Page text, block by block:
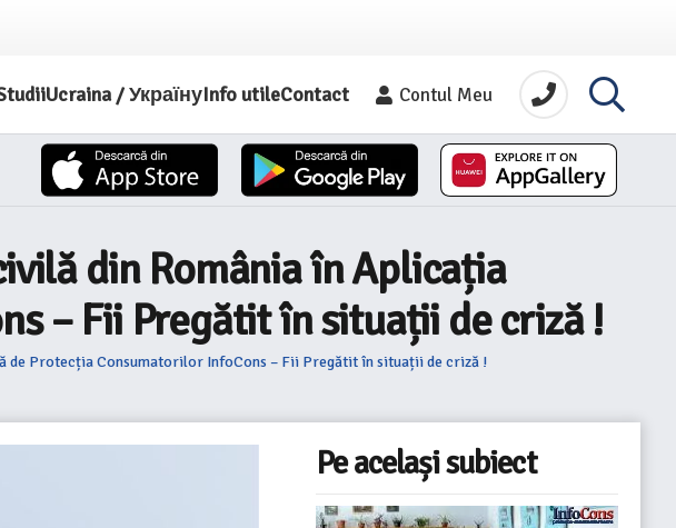
Ucraina / УкраїнуInfo utileContact Contul Meu
din România în Aplicația
– Fii Pregătit în situații de criză !
Protecția Consumatorilor InfoCons – Fii Pregătit în situații de criză !
Pe același subiect